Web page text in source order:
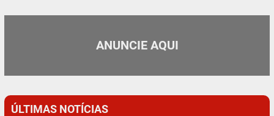
ANUNCIE AQUI
ÚLTIMAS NOTÍCIAS